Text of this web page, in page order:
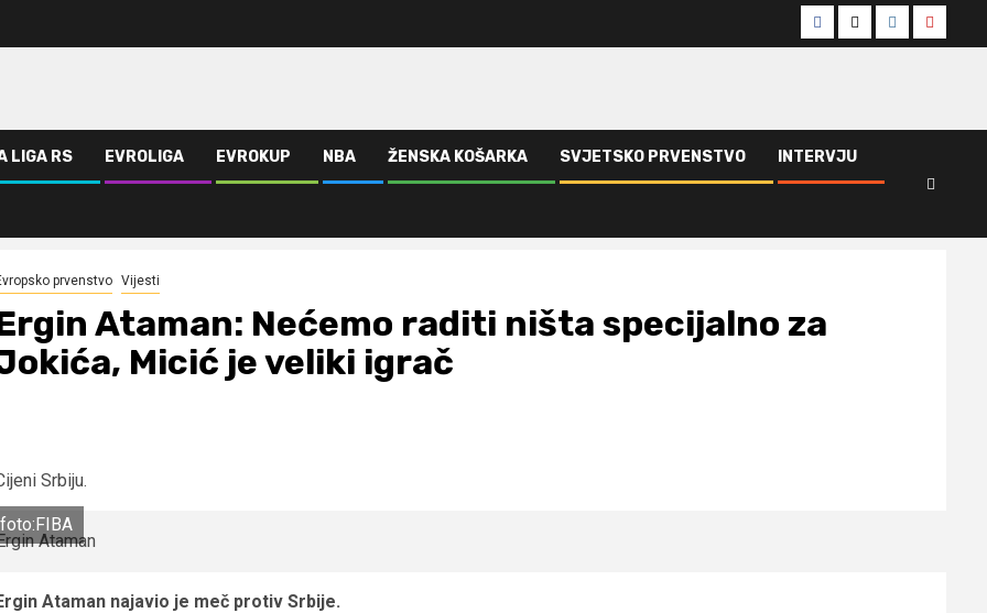
Facebook
TwitterInstagram
LIGA RS EVROLIGA EVROKUP NBA ŽENSKA KOŠARKA SVJETSKO PRVENSTVO INTERVJU
prvenstvo Vijesti
Ataman: Nećemo raditi ništa specijalno za
Micić je veliki igrač
Srbiju.
foto:FIBA
Ataman najavio je meč protiv Srbije.